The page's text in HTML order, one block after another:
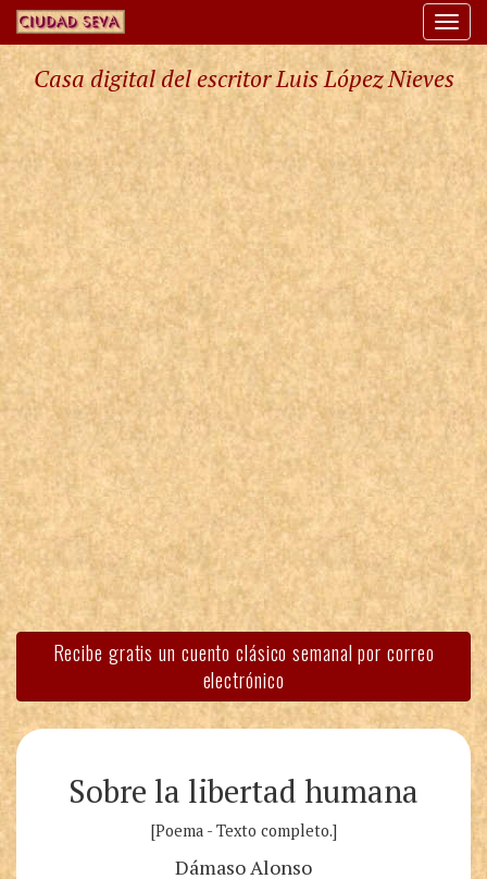
Casa digital del escritor Luis López Nieves
Recibe gratis un cuento clásico semanal por correo
electrónico
Sobre la libertad humana
[Poema - Texto completo.]
Dámaso Alonso